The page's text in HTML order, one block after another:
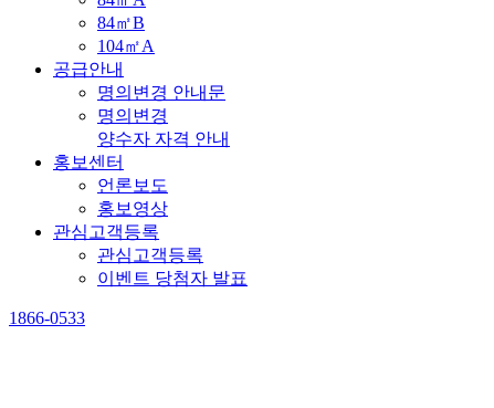
84㎡B
104㎡A
공급안내
명의변경 안내문
명의변경
양수자 자격 안내
홍보센터
언론보도
홍보영상
관심고객등록
관심고객등록
이벤트 당첨자 발표
1866-0533